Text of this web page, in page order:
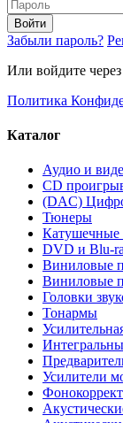
Войти
Забыли пароль?
Или войдите
Политика
Каталог
Аудио и
CD
(DAC) Цифро
Тюнеры
DVD и Blu-
Виниловые
Виниловые
Головки
Тонармы
Усилители